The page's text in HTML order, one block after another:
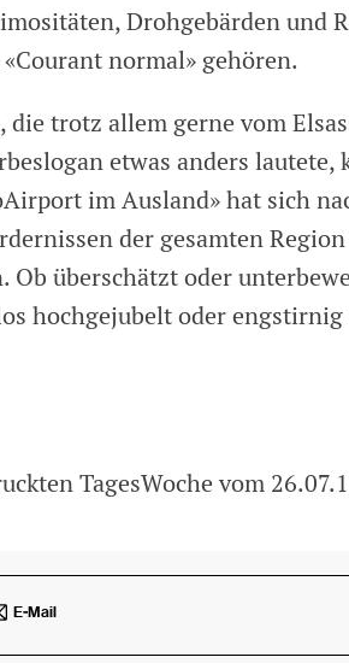
Drohgebärden und
normal» gehören.
die trotz allem gerne vom
etwas anders lautete,
im Ausland» hat sich
der gesamten
Ob überschätzt oder
hochgejubelt oder
TagesWoche vom
E-Mail